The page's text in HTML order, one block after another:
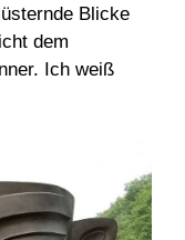
Blicke
dem
Ich weiß